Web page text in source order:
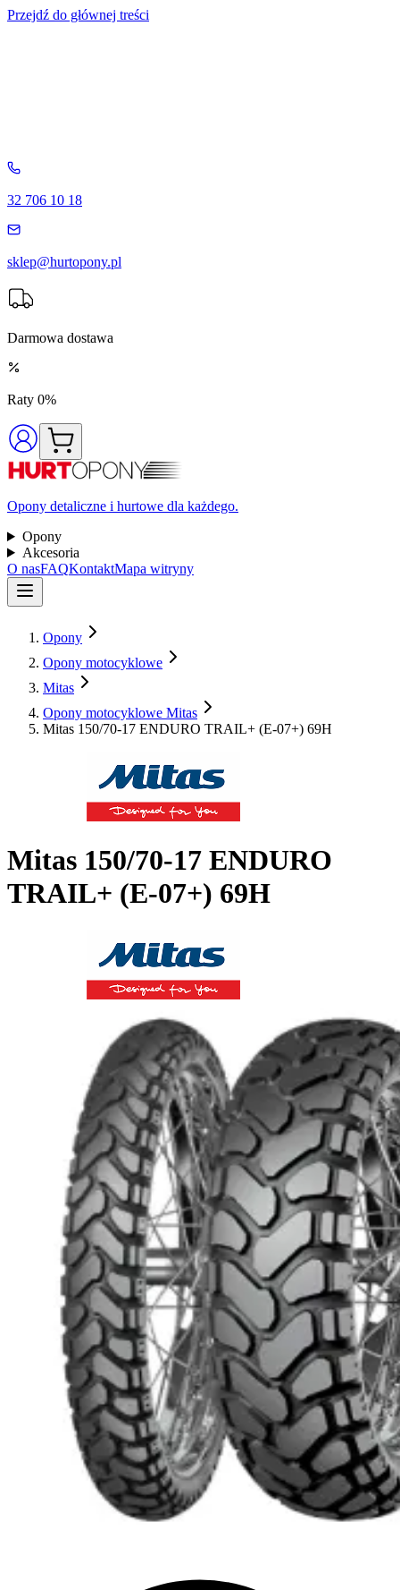
Przejdź do głównej treści
32 706 10 18
sklep@hurtopony.pl
Darmowa dostawa
Raty 0%
Opony detaliczne i hurtowe dla każdego.
Opony
Akcesoria
O nasFAQKontaktMapa witryny
Opony
Opony motocyklowe
Mitas
Opony motocyklowe Mitas
Mitas 150/70-17 ENDURO TRAIL+ (E-07+) 69H
Mitas 150/70-17 ENDURO
TRAIL+ (E-07+) 69H